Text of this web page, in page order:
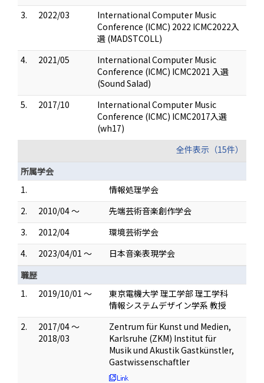
3.
2022/03
International Computer Music
Conference (ICMC) 2022 ICMC2022入
選 (MADSTCOLL)
4.
2021/05
International Computer Music
Conference (ICMC) ICMC2021 入選
(Sound Salad)
5.
2017/10
International Computer Music
Conference (ICMC) ICMC2017入選
(wh17)
全件表示（15件）
所属学会
1.
情報処理学会
2.
2010/04 ～
先端芸術音楽創作学会
3.
2012/04
環境芸術学会
4.
2023/04/01 ～
日本音楽表現学会
職歴
1.
2019/10/01 ～
東京電機大学 理工学部 理工学科
情報システムデザイン学系 教授
2.
2017/04 ～
2018/03
Zentrum für Kunst und Medien,
Karlsruhe (ZKM) Institut für
Musik und Akustik Gastkünstler,
Gastwissenschaftler